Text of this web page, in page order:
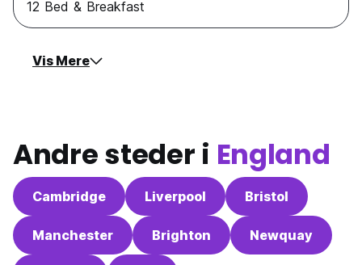
12 Bed & Breakfast
Vis Mere
Andre steder i England
Cambridge Liverpool Bristol
Manchester Brighton Newquay